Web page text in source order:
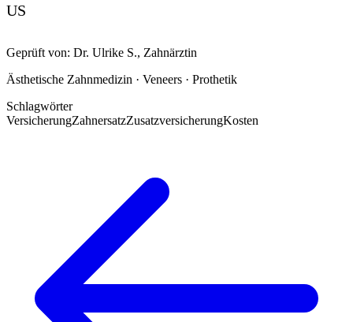
US
Geprüft von: Dr. Ulrike S., Zahnärztin
Ästhetische Zahnmedizin · Veneers · Prothetik
Schlagwörter
VersicherungZahnersatzZusatzversicherungKosten